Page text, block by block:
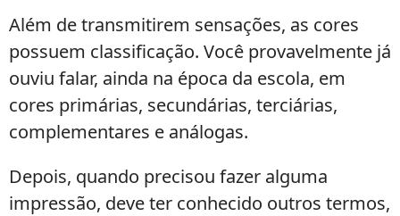
Além de transmitirem sensações, as cores
possuem classificação. Você provavelmente já
ouviu falar, ainda na época da escola, em
cores primárias, secundárias, terciárias,
complementares e análogas.
Depois, quando precisou fazer alguma
impressão, deve ter conhecido outros termos,